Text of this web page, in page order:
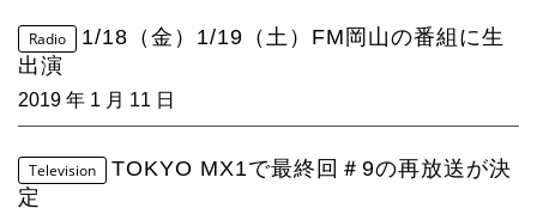
TOC'S Place
Mobile
Radio
1/18（金）1/19（土）FM岡山の番組に生
出演
2019 年 1 月 11 日
Television
TOKYO MX1で最終回＃9の再放送が決
定